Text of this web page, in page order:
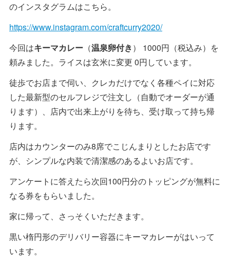
のインスタグラムはこちら。
https://www.instagram.com/craftcurry2020/
今回はキーマカレー （温泉卵付き） 1000円（税込み）を
頼みました。ライスは玄米に変更 0円しています。
徒歩でお店まで伺い、クレカだけでなく各種ペイに対応
した最新型のセルフレジで注文し（自動でオーダーが通
ります）、店内で出来上がりを待ち、受け取って持ち帰
ります。
店内はカウンターのみ8席でこじんまりとしたお店です
が、シンプルな内装で清潔感のあるよいお店です。
アンケートに答えたら次回100円分のトッピングが無料に
なる券をもらいました。
家に帰って、さっそくいただきます。
黒い楕円形のデリバリー容器にキーマカレーがはいって
います。